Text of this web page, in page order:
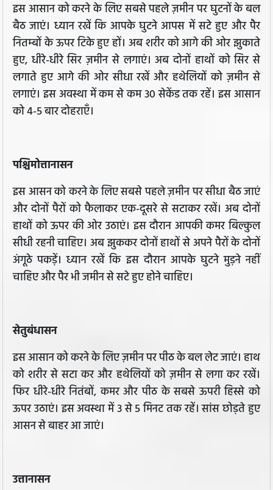
इस आसान को करने के लिए सबसे पहले ज़मीन पर घुटनों के बल
बैठ जाएं। ध्यान रखें कि आपके घुटने आपस में सटे हुए और पैर
नितम्बों के ऊपर टिके हुए हों। अब शरीर को आगे की ओर झुकाते
हुए, धीरे-धीरे सिर ज़मीन से लगाएं। अब दोनों हाथों को सिर से
लगाते हुए आगे की ओर सीधा रखें और हथेलियों को ज़मीन से
लगाएं। इस अवस्था में कम से कम 30 सेकेंड तक रहें। इस आसान
को 4-5 बार दोहराएँ।
पश्चिमोत्तानासन
इस आसन को करने के लिए सबसे पहले ज़मीन पर सीधा बैठ जाएं
और दोनों पैरों को फैलाकर एक-दूसरे से सटाकर रखें। अब दोनों
हाथों को ऊपर की ओर उठाएं। इस दौरान आपकी कमर बिल्कुल
सीधी रहनी चाहिए। अब झुककर दोनों हाथों से अपने पैरों के दोनों
अंगूठे पकड़ें। ध्यान रखें कि इस दौरान आपके घुटने मुड़ने नहीं
चाहिए और पैर भी जमीन से सटे हुए होने चाहिए।
सेतुबंधासन
इस आसान को करने के लिए ज़मीन पर पीठ के बल लेट जाएं। हाथ
को शरीर से सटा कर और हथेलियों को ज़मीन से लगा कर रखें।
फिर धीरे-धीरे नितंबों, कमर और पीठ के सबसे ऊपरी हिस्से को
ऊपर उठाएं। इस अवस्‍था में 3 से 5 मिनट तक रहें। सांस छोड़ते हुए
आसन से बाहर आ जाएं।
उत्तानासन